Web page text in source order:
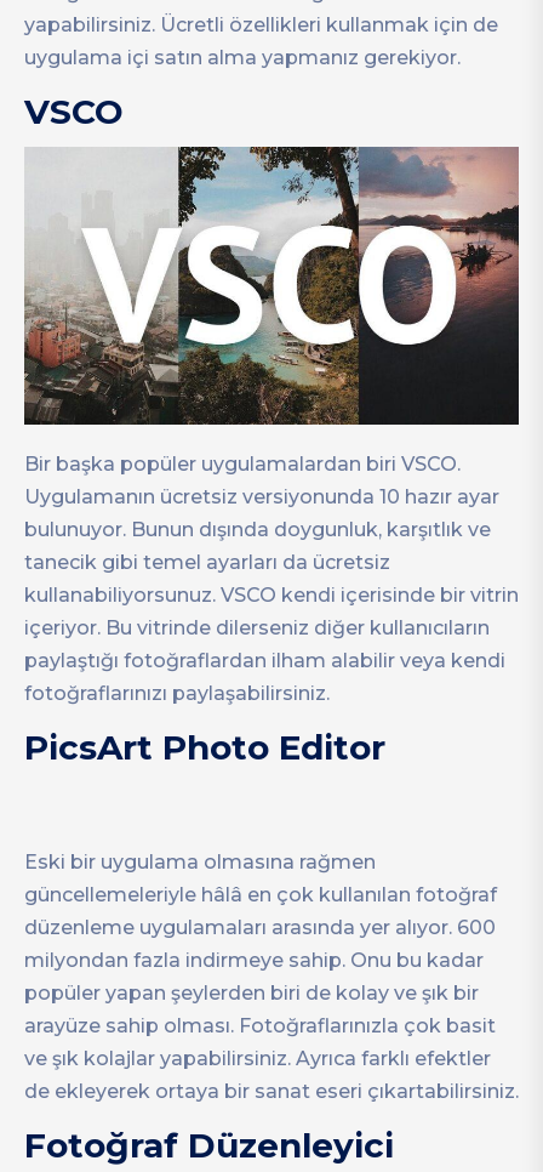
yapabilirsiniz. Ücretli özellikleri kullanmak için de
uygulama içi satın alma yapmanız gerekiyor.
VSCO
Bir başka popüler uygulamalardan biri VSCO.
Uygulamanın ücretsiz versiyonunda 10 hazır ayar
bulunuyor. Bunun dışında doygunluk, karşıtlık ve
tanecik gibi temel ayarları da ücretsiz
kullanabiliyorsunuz. VSCO kendi içerisinde bir vitrin
içeriyor. Bu vitrinde dilerseniz diğer kullanıcıların
paylaştığı fotoğraflardan ilham alabilir veya kendi
fotoğraflarınızı paylaşabilirsiniz.
PicsArt Photo Editor
Eski bir uygulama olmasına rağmen
güncellemeleriyle hâlâ en çok kullanılan fotoğraf
düzenleme uygulamaları arasında yer alıyor. 600
milyondan fazla indirmeye sahip. Onu bu kadar
popüler yapan şeylerden biri de kolay ve şık bir
arayüze sahip olması. Fotoğraflarınızla çok basit
ve şık kolajlar yapabilirsiniz. Ayrıca farklı efektler
de ekleyerek ortaya bir sanat eseri çıkartabilirsiniz.
Fotoğraf Düzenleyici